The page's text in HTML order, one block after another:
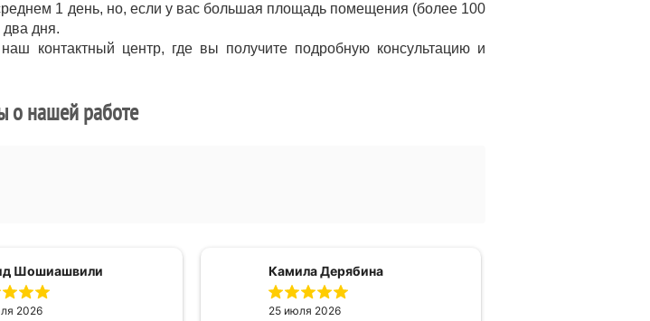
1 день, но, если у вас большая площадь помещения (более 100
дня.
контактный центр, где вы получите подробную консультацию и
о нашей работе
Шошиашвили
2026
Камила Дерябина
25 июля 2026